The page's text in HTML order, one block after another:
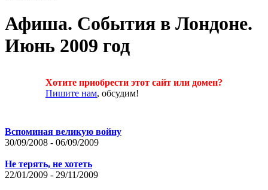
Афиша. Cобытия в Лондоне.
Июнь 2009 год
Хотите приобрести этот сайт или домен?
Пишите нам, обсудим!
Вспоминая великую войну
30/09/2008 - 06/09/2009
Не терять, не хотеть
22/01/2009 - 29/11/2009